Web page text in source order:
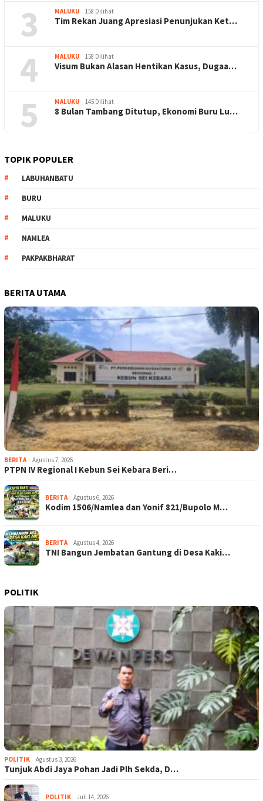
3 MALUKU 158 Dilihat
Tim Rekan Juang Apresiasi Penunjukan Ket…
4 MALUKU 158 Dilihat
Visum Bukan Alasan Hentikan Kasus, Dugaa…
5 MALUKU 145 Dilihat
8 Bulan Tambang Ditutup, Ekonomi Buru Lu…
TOPIK POPULER
LABUHANBATU
BURU
MALUKU
NAMLEA
PAKPAKBHARAT
BERITA UTAMA
BERITA Agustus 7, 2026
PTPN IV Regional I Kebun Sei Kebara Beri…
BERITA Agustus 6, 2026
Kodim 1506/Namlea dan Yonif 821/Bupolo M…
BERITA Agustus 4, 2026
TNI Bangun Jembatan Gantung di Desa Kaki…
POLITIK
POLITIK Agustus 3, 2026
Tunjuk Abdi Jaya Pohan Jadi Plh Sekda, D…
POLITIK Juli 14, 2026